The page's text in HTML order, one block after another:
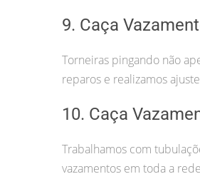
9. Caça
Torneiras pingando não
reparos e realizamos
10. Caça
Trabalhamos com
vazamentos em toda a